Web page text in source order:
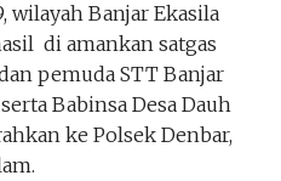
wilayah Banjar Ekasila
di amankan satgas
pemuda STT Banjar
Babinsa Desa Dauh
ke Polsek Denbar,